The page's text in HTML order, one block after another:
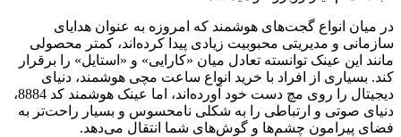
در میان انواع گجت‌های هوشمند که امروزه به عنوان هدایای
سازمانی و مدیریتی محبوبیت زیادی پیدا کرده‌اند، کمتر محصولی
مانند این عینک توانسته تعادل میان «کارایی» و «استایل» را برقرار
کند. بسیاری از افراد با خرید انواع ساعت مچی هوشمند، دنیای
دیجیتال را روی مچ دست خود آورده‌اند، اما عینک هوشمند کد 8884،
دنیای صوتی و ارتباطی را به شکلی نامحسوس و بسیار راحت‌تر به
فضای پیرامون چشم‌ها و گوش‌های شما انتقال می‌دهد.